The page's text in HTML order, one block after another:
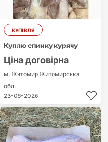
КУПІВЛЯ
Куплю спинку курячу
Ціна договірна
м. Житомир Житомирська
обл.
23-06-2026